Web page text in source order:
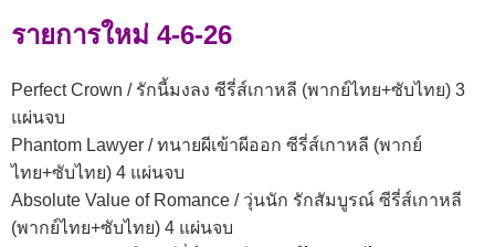
รายการใหม่ 4-6-26
Perfect Crown / รักนี้มงลง ซีรี่ส์เกาหลี (พากย์ไทย+ซับไทย) 3
แผ่นจบ
Phantom Lawyer / ทนายผีเข้าผีออก ซีรี่ส์เกาหลี (พากย์
ไทย+ซับไทย) 4 แผ่นจบ
Absolute Value of Romance / วุ่นนัก รักสัมบูรณ์ ซีรี่ส์เกาหลี
(พากย์ไทย+ซับไทย) 4 แผ่นจบ